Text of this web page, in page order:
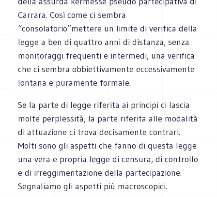
Carrara. Così come ci sembra
“consolatorio”mettere un limite di verifica della
legge a ben di quattro anni di distanza, senza
monitoraggi frequenti e intermedi, una verifica
che ci sembra obbiettivamente eccessivamente
lontana e puramente formale.
Se la parte di legge riferita ai principi ci lascia
molte perplessità, la parte riferita alle modalità
di attuazione ci trova decisamente contrari.
Molti sono gli aspetti che fanno di questa legge
una vera e propria legge di censura, di controllo
e di irreggimentazione della partecipazione.
Segnaliamo gli aspetti più macroscopici.